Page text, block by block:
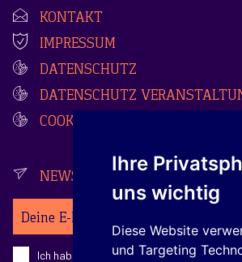
Ihre
uns wichtig
Diese Website
und Targeting
KONTAKT
IMPRESSUM
DATENSCHUTZ
DATENSCHUTZ
COOKIES
NEWSLETTER
Ich habe die Datenschutzerklärungzur